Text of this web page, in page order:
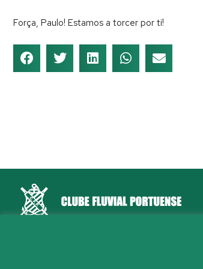
Força, Paulo! Estamos a torcer por ti!